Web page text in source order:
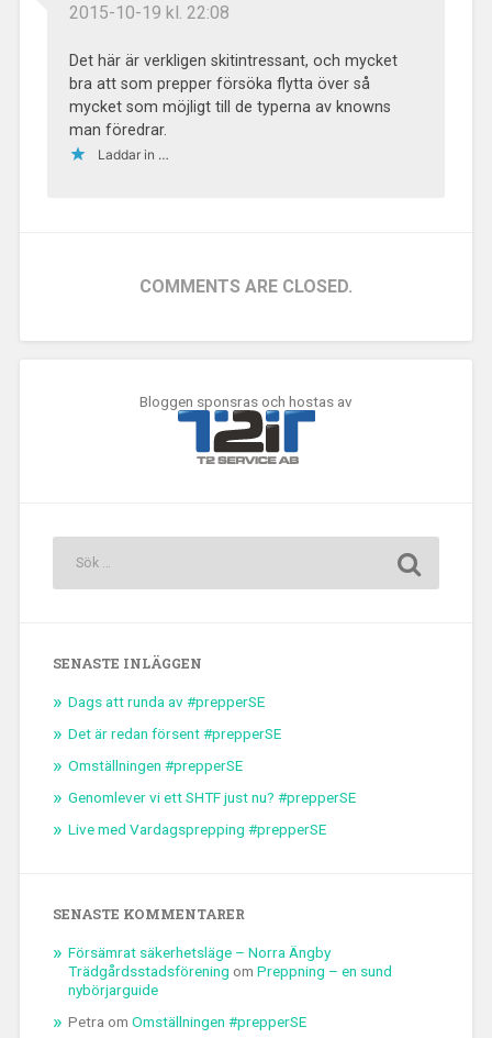
2015-10-19 kl. 22:08
Det här är verkligen skitintressant, och mycket
bra att som prepper försöka flytta över så
mycket som möjligt till de typerna av knowns
man föredrar.
Laddar in …
COMMENTS ARE CLOSED.
Bloggen sponsras och hostas av
SENASTE INLÄGGEN
Dags att runda av #prepperSE
Det är redan försent #prepperSE
Omställningen #prepperSE
Genomlever vi ett SHTF just nu? #prepperSE
Live med Vardagsprepping #prepperSE
SENASTE KOMMENTARER
Försämrat säkerhetsläge – Norra Ängby
Trädgårdsstadsförening om Preppning – en sund
nybörjarguide
Petra om Omställningen #prepperSE